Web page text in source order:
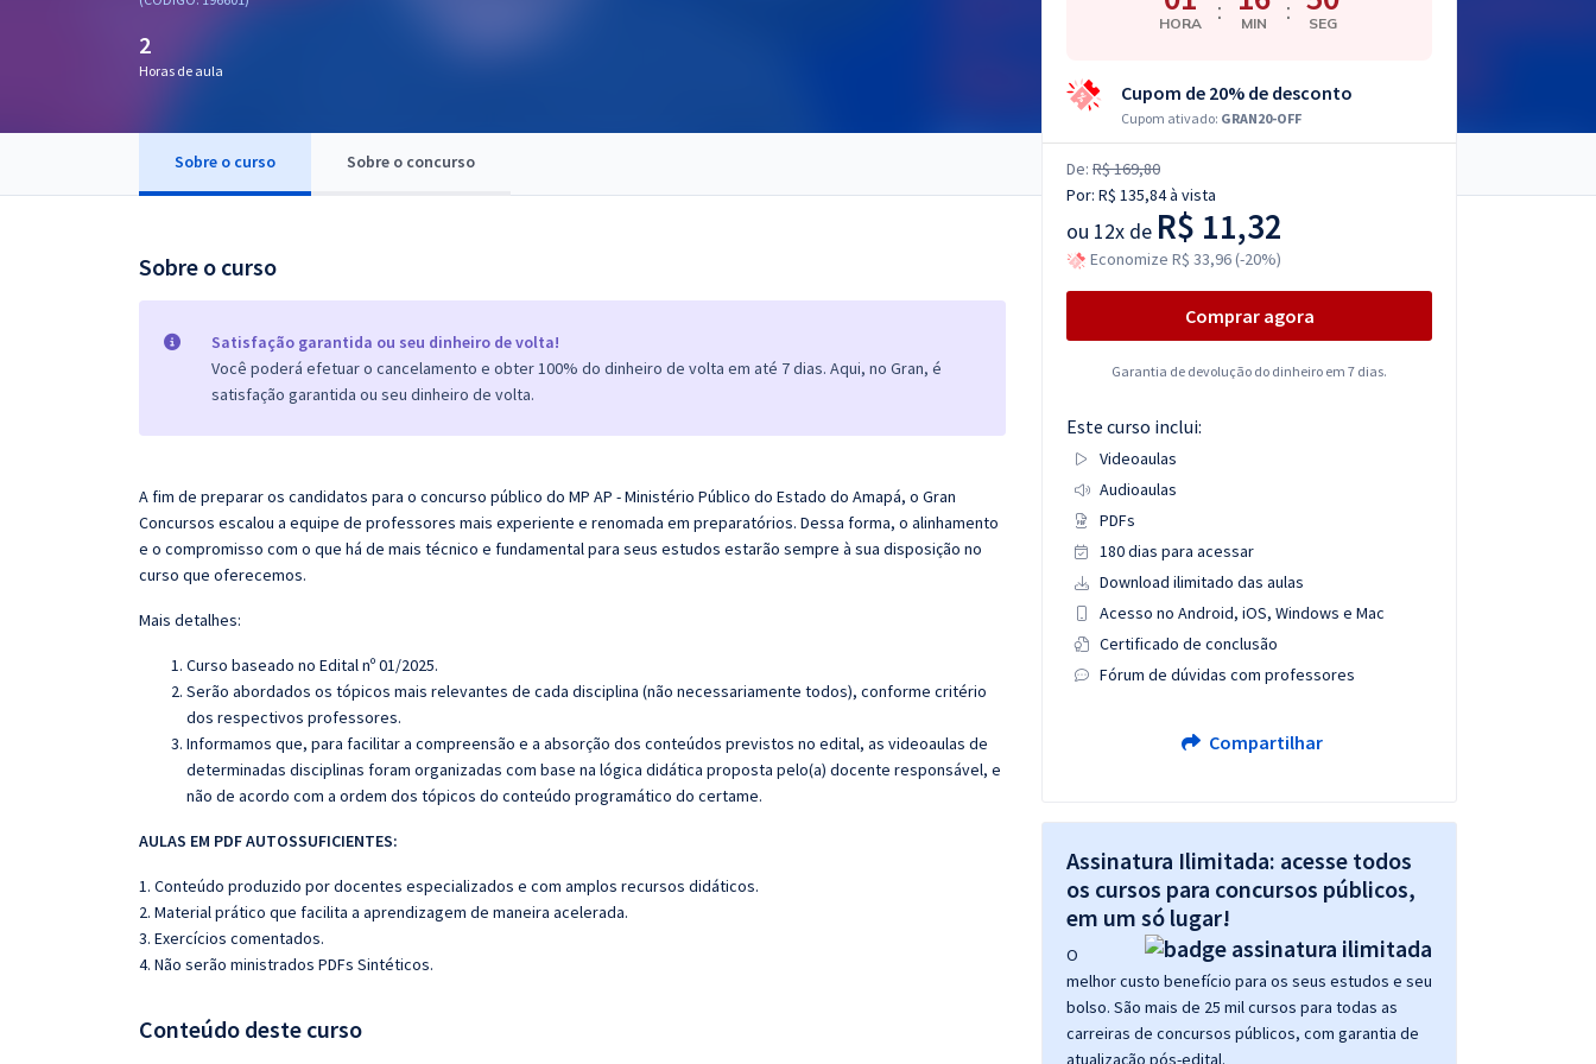
OAB
2
Horas de aula
Sobre o curso Sobre o concurso
Sobre o curso
Satisfação garantida ou seu dinheiro de volta!
Você poderá efetuar o cancelamento e obter 100% do dinheiro de volta em até 7 dias. Aqui, no Gran, é
satisfação garantida ou seu dinheiro de volta.
A fim de preparar os candidatos para o concurso público do MP AP - Ministério Público do Estado do Amapá, o Gran
Concursos escalou a equipe de professores mais experiente e renomada em preparatórios. Dessa forma, o alinhamento
e o compromisso com o que há de mais técnico e fundamental para seus estudos estarão sempre à sua disposição no
curso que oferecemos.
Mais detalhes:
Curso baseado no Edital nº 01/2025.
Serão abordados os tópicos mais relevantes de cada disciplina (não necessariamente todos), conforme critério
dos respectivos professores.
Informamos que, para facilitar a compreensão e a absorção dos conteúdos previstos no edital, as videoaulas de
determinadas disciplinas foram organizadas com base na lógica didática proposta pelo(a) docente responsável, e
não de acordo com a ordem dos tópicos do conteúdo programático do certame.
AULAS EM PDF AUTOSSUFICIENTES:
1. Conteúdo produzido por docentes especializados e com amplos recursos didáticos.
2. Material prático que facilita a aprendizagem de maneira acelerada.
3. Exercícios comentados.
4. Não serão ministrados PDFs Sintéticos.
Conteúdo deste curso
HORA : MIN : SEG
Cupom de 20% de desconto
Cupom ativado: GRAN20-OFF
De: R$ 169,80
Por: R$ 135,84à vista
ou 12x de R$ 11,32
Economize R$ 33,96 (-20%)
Comprar agora
Garantia de devolução do dinheiro em 7 dias.
Este curso inclui:
Videoaulas
Audioaulas
PDFs
180 dias para acessar
Download ilimitado das aulas
Acesso no Android, iOS, Windows e Mac
Certificado de conclusão
Fórum de dúvidas com professores
Compartilhar
Assinatura Ilimitada: acesse todos
os cursos para concursos públicos,
em um só lugar!
O
melhor custo benefício para os seus estudos e seu
bolso. São mais de 25 mil cursos para todas as
carreiras de concursos públicos, com garantia de
atualização pós-edital.